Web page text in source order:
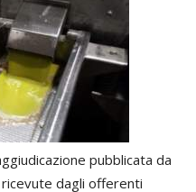
pubblicata da
dagli offerenti